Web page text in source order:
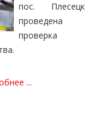
пос. Плесецк
проведена
проверка
...